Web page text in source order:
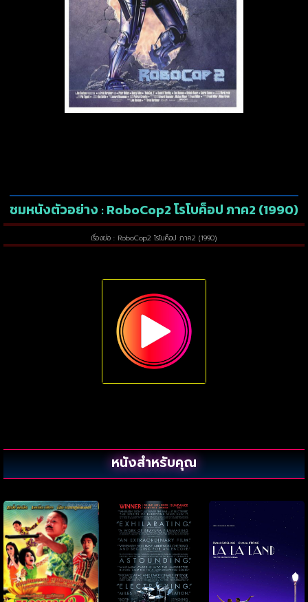
ชมหนังตัวอย่าง : RoboCop2 โรโบค็อป ภาค2 (1990)
เรื่องย่อ : RoboCop2 โรโบค็อป ภาค2 (1990)
หนังสำหรับคุณ